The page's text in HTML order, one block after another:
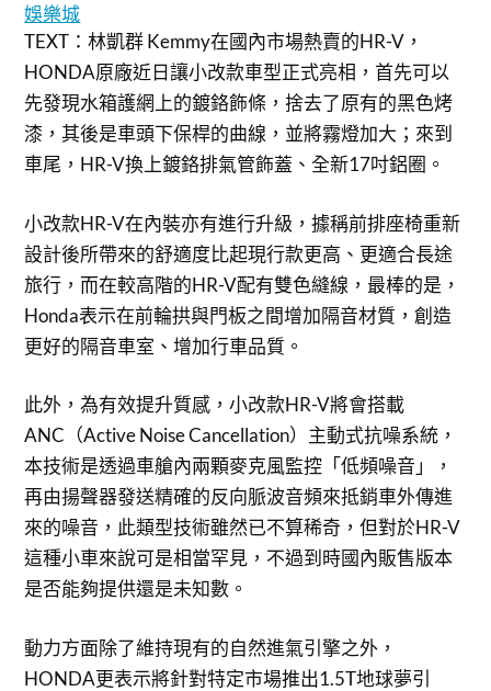
娛樂城
TEXT：林凱群 Kemmy在國內市場熱賣的HR-V，
HONDA原廠近日讓小改款車型正式亮相，首先可以
先發現水箱護網上的鍍鉻飾條，捨去了原有的黑色烤
漆，其後是車頭下保桿的曲線，並將霧燈加大；來到
車尾，HR-V換上鍍鉻排氣管飾蓋、全新17吋鋁圈。
小改款HR-V在內裝亦有進行升級，據稱前排座椅重新
設計後所帶來的舒適度比起現行款更高、更適合長途
旅行，而在較高階的HR-V配有雙色縫線，最棒的是，
Honda表示在前輪拱與門板之間增加隔音材質，創造
更好的隔音車室、增加行車品質。
此外，為有效提升質感，小改款HR-V將會搭載
ANC（Active Noise Cancellation）主動式抗噪系統，
本技術是透過車艙內兩顆麥克風監控「低頻噪音」，
再由揚聲器發送精確的反向脈波音頻來抵銷車外傳進
來的噪音，此類型技術雖然已不算稀奇，但對於HR-V
這種小車來說可是相當罕見，不過到時國內販售版本
是否能夠提供還是未知數。
動力方面除了維持現有的自然進氣引擎之外，
HONDA更表示將針對特定市場推出1.5T地球夢引